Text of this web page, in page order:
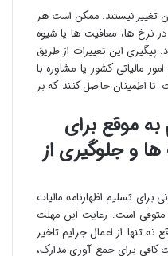
تغییر نیستند. ممکن است هر
نرخ ها، معافیت ها یا شیوه
پیگیری این تغییرات از طریق
مالیاتی کشور یا مشاوره با
اطمینان حاصل کنند که بر
موقع برای
و جلوگیری از
برای تسلیم اظهارنامه مالیات
است. رعایت این مهلت
تنها از اعمال جرایم تاخیر
کافی برای جمع آوری مدارک،